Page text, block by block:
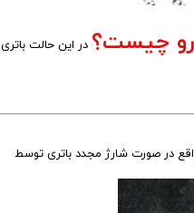
چیست؟ در این حالت باتری
در صورت شارژ مجدد باتری توسط